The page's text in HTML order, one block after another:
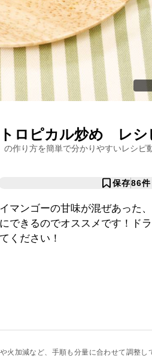
ロピカル炒め レシ
の作り方を簡単で分かりやすいレシピ
保存86件
マンゴーの甘味が混ぜあった
できるのでオススメです！ド
ください！
火加減など、手順も分量に合わせて調整し